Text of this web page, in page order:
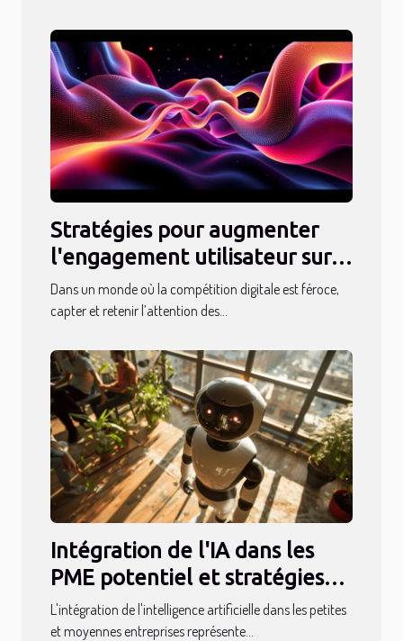
Stratégies pour augmenter
l'engagement utilisateur sur
les plateformes numériques
Dans un monde où la compétition digitale est féroce,
capter et retenir l’attention des...
Intégration de l'IA dans les
PME potentiel et stratégies
d'adoption sans gros budget
L'intégration de l'intelligence artificielle dans les petites
et moyennes entreprises représente...